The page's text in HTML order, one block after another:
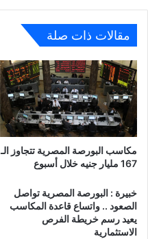
غزة
مقالات ذات صلة
مكاسب البورصة المصرية تتجاوز الـ
167 مليار جنيه خلال أسبوع
خبيرة : البورصة المصرية تواصل
الصعود .. واتساع قاعدة المكاسب
يعيد رسم خريطة الفرص
الاستثمارية